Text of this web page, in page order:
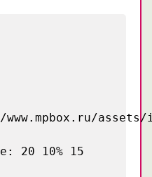
assets/
20 10% 15